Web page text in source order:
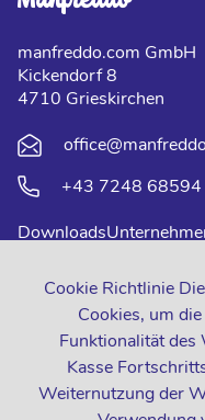
Cookie Richtlinie
Cookies, um
Funktionalität des
Kasse
Weiternutzung der
manfreddo.com GmbH
Kickendorf 8
4710 Grieskirchen
+43 7248
Downloads